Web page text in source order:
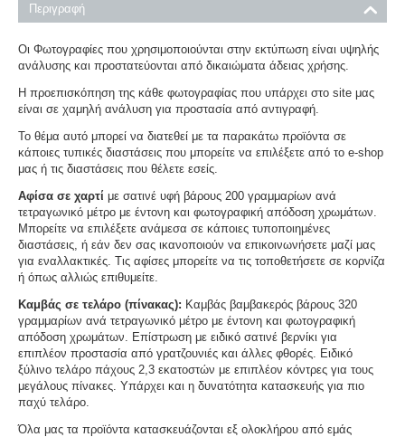
Περιγραφή
Οι Φωτογραφίες που χρησιμοποιούνται στην εκτύπωση είναι υψηλής
ανάλυσης και προστατεύονται από δικαιώματα άδειας χρήσης.
Η προεπισκόπηση της κάθε φωτογραφίας που υπάρχει στο site μας
είναι σε χαμηλή ανάλυση για προστασία από αντιγραφή.
Το θέμα αυτό μπορεί να διατεθεί με τα παρακάτω προϊόντα σε
κάποιες τυπικές διαστάσεις που μπορείτε να επιλέξετε από το e-shop
μας ή τις διαστάσεις που θέλετε εσείς.
Αφίσα σε χαρτί με σατινέ υφή βάρους 200 γραμμαρίων ανά
τετραγωνικό μέτρο με έντονη και φωτογραφική απόδοση χρωμάτων.
Μπορείτε να επιλέξετε ανάμεσα σε κάποιες τυποποιημένες
διαστάσεις, ή εάν δεν σας ικανοποιούν να επικοινωνήσετε μαζί μας
για εναλλακτικές. Τις αφίσες μπορείτε να τις τοποθετήσετε σε κορνίζα
ή όπως αλλιώς επιθυμείτε.
Καμβάς σε τελάρο (πίνακας): Καμβάς βαμβακερός βάρους 320
γραμμαρίων ανά τετραγωνικό μέτρο με έντονη και φωτογραφική
απόδοση χρωμάτων. Επίστρωση με ειδικό σατινέ βερνίκι για
επιπλέον προστασία από γρατζουνιές και άλλες φθορές. Ειδικό
ξύλινο τελάρο πάχους 2,3 εκατοστών με επιπλέον κόντρες για τους
μεγάλους πίνακες. Υπάρχει και η δυνατότητα κατασκευής για πιο
παχύ τελάρο.
Όλα μας τα προϊόντα κατασκευάζονται εξ ολοκλήρου από εμάς